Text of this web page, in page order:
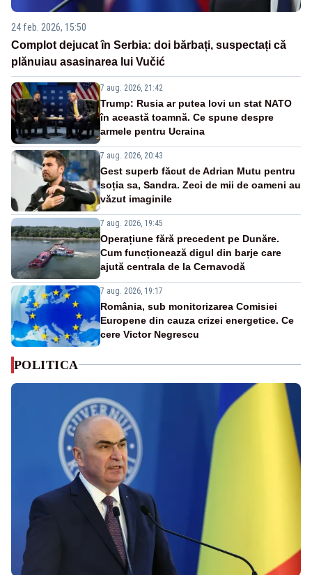
24 feb. 2026, 15:50
Complot dejucat în Serbia: doi bărbați, suspectați că
plănuiau asasinarea lui Vučić
7 aug. 2026, 21:42
Trump: Rusia ar putea lovi un stat NATO
în această toamnă. Ce spune despre
armele pentru Ucraina
7 aug. 2026, 20:43
Gest superb făcut de Adrian Mutu pentru
soția sa, Sandra. Zeci de mii de oameni au
văzut imaginile
7 aug. 2026, 19:45
Operațiune fără precedent pe Dunăre.
Cum funcționează digul din barje care
ajută centrala de la Cernavodă
7 aug. 2026, 19:17
România, sub monitorizarea Comisiei
Europene din cauza crizei energetice. Ce
cere Victor Negrescu
POLITICA